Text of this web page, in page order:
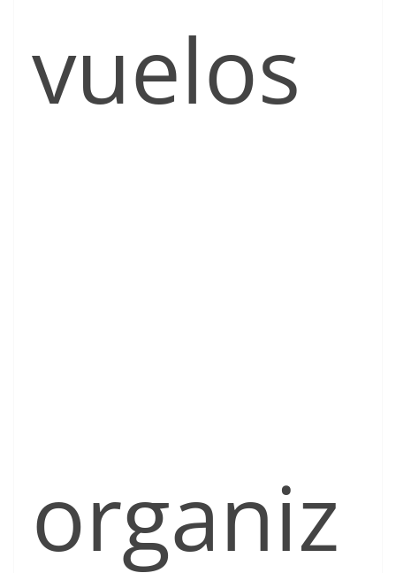
vuelos
organiz